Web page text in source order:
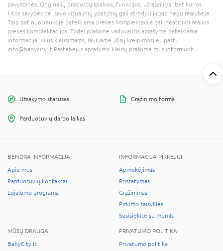
pavyzdinės. Originalių produktų spalvos, funkcijos, užrašai ir/ar bet kurios
kitos savybės dėl savo vizualinių ypatybių gali atrodyti kitaip negu realybėje.
Taip pat nuotraukoje pateikiama prekės komplektacija gali neatitikti realios
prekės komplektacijos. Todėl prašome vadovautis aprašyme pateikiama
informacija. Kilus klausimams, laukiame Jūsų kreipimosi el. paštu
info@babycity.lt Pastebėjus aprašymo klaidų prašome mus informuoti.
Užsakymo statusas Grąžinimo forma
Parduotuvių darbo laikas
BENDRA INFORMACIJA
Apie mus
Parduotuvių kontaktai
Lojalumo programa
INFORMACIJA PIRKĖJUI
Apmokėjimas
Pristatymas
Grąžinimas
Pirkimo taisyklės
Susisiekite su mumis
MŪSŲ DRAUGAI
BabyCity.lt
PRIVATUMO POLITIKA
Privatumo politika